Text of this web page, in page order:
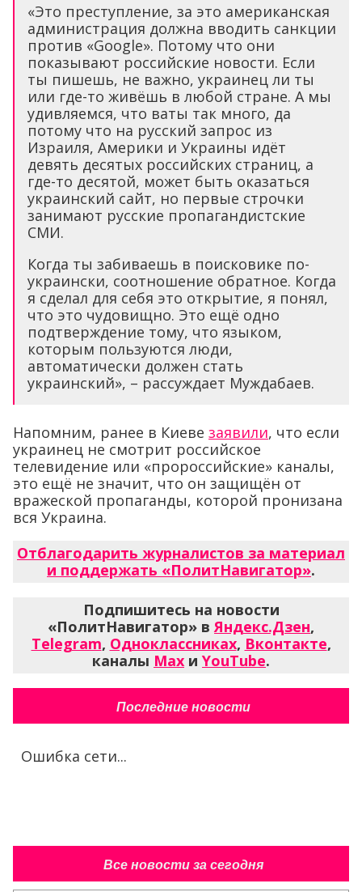
«Это преступление, за это американская
администрация должна вводить санкции
против «Google». Потому что они
показывают российские новости. Если
ты пишешь, не важно, украинец ли ты
или где-то живёшь в любой стране. А мы
удивляемся, что ваты так много, да
потому что на русский запрос из
Израиля, Америки и Украины идёт
девять десятых российских страниц, а
где-то десятой, может быть оказаться
украинский сайт, но первые строчки
занимают русские пропагандистские
СМИ.
Когда ты забиваешь в поисковике по-
украински, соотношение обратное. Когда
я сделал для себя это открытие, я понял,
что это чудовищно. Это ещё одно
подтверждение тому, что языком,
которым пользуются люди,
автоматически должен стать
украинский», – рассуждает Муждабаев.
Напомним, ранее в Киеве заявили, что если
украинец не смотрит российское
телевидение или «пророссийские» каналы,
это ещё не значит, что он защищён от
вражеской пропаганды, которой пронизана
вся Украина.
Отблагодарить журналистов за материал
и поддержать «ПолитНавигатор».
Подпишитесь на новости
«ПолитНавигатор» вЯндекс.Дзен,
Telegram, Одноклассниках, Вконтакте,
каналы Max и YouTube.
Последние новости
Ошибка сети...
Все новости за сегодня